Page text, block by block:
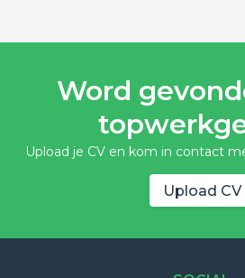
Word
Upload je CV en kom in contact
Upload CV